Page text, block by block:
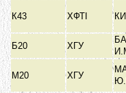
К43 ХФТІ
Б20
ХГУ
М20 ХГУ